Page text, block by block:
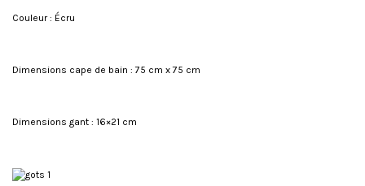
Couleur : Écru
Dimensions cape de bain : 75 cm x 75 cm
Dimensions gant : 16×21 cm